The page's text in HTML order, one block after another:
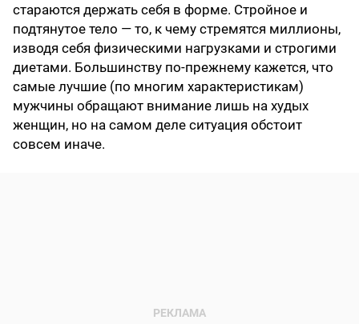
стараются держать себя в форме. Стройное и
подтянутое тело — то, к чему стремятся миллионы,
изводя себя физическими нагрузками и строгими
диетами. Большинству по-прежнему кажется, что
самые лучшие (по многим характеристикам)
мужчины обращают внимание лишь на худых
женщин, но на самом деле ситуация обстоит
совсем иначе.